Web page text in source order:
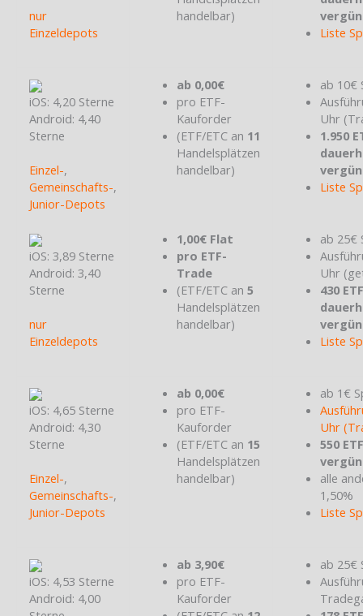
nur
Einzeldepots
handelbar)
Liste
iOS: 4,20 Sterne
Android: 4,40
Sterne
Einzel-,
Gemeinschafts-,
Junior-Depots
ab 0,00€
pro ETF-
Kauforder
(ETF/ETC an 11
Handelsplätzen
handelbar)
ab 10€
Uhr
1.950
Liste
iOS: 3,89 Sterne
Android: 3,40
Sterne
nur
Einzeldepots
1,00€ Flat
pro ETF-
Trade
(ETF/ETC an5
Handelsplätzen
handelbar)
ab 25€
Uhr
430
Liste
iOS: 4,65 Sterne
Android: 4,30
Sterne
Einzel-,
Gemeinschafts-,
Junior-Depots
ab 0,00€
pro ETF-
Kauforder
(ETF/ETC an 15
Handelsplätzen
handelbar)
ab 1€
Uhr
550
alle
1,50%
Liste
iOS: 4,53 Sterne
Android: 4,00
ab 3,90€
pro ETF-
Kauforder
ab 25€